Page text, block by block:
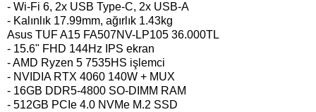
- Wi-Fi 6, 2x USB Type-C, 2x USB-A
- Kalınlık 17.99mm, ağırlık 1.43kg
Asus TUF A15 FA507NV-LP105 36.000TL
- 15.6" FHD 144Hz IPS ekran
- AMD Ryzen 5 7535HS işlemci
- NVIDIA RTX 4060 140W + MUX
- 16GB DDR5-4800 SO-DIMM RAM
- 512GB PCIe 4.0 NVMe M.2 SSD